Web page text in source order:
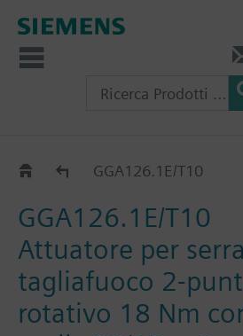
GGA..26.1EGGA126.1E/T10
GGA126.1E/T10
Attuatore per
tagliafuoco 2-
rotativo 18 Nm